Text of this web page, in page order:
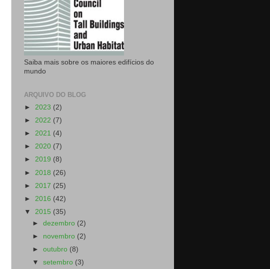
Saiba mais sobre os maiores edifícios do
mundo
ARQUIVO DO BLOG
► 2023 (2)
► 2022 (7)
► 2021 (4)
► 2020 (7)
► 2019 (8)
► 2018 (26)
► 2017 (25)
► 2016 (42)
▼ 2015 (35)
►dezembro (2)
► novembro (2)
►outubro (8)
▼setembro (3)